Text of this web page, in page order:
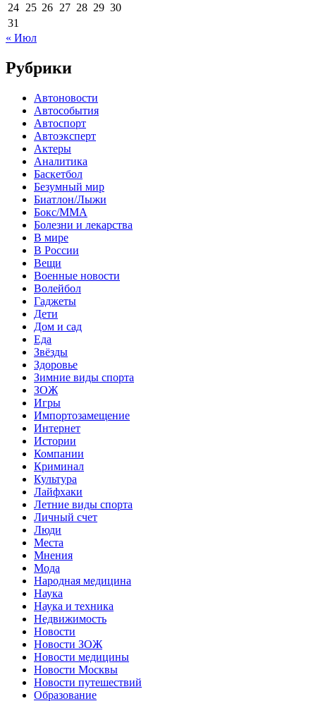
24 25 26 27 28 29 30
31
« Июл
Рубрики
Автоновости
Автособытия
Автоспорт
Автоэксперт
Актеры
Аналитика
Баскетбол
Безумный мир
Биатлон/Лыжи
Бокс/MMA
Болезни и лекарства
В мире
В России
Вещи
Военные новости
Волейбол
Гаджеты
Дети
Дом и сад
Еда
Звёзды
Здоровье
Зимние виды спорта
ЗОЖ
Игры
Импортозамещение
Интернет
Истории
Компании
Криминал
Культура
Лайфхаки
Летние виды спорта
Личный счет
Люди
Места
Мнения
Мода
Народная медицина
Наука
Наука и техника
Недвижимость
Новости
Новости ЗОЖ
Новости медицины
Новости Москвы
Новости путешествий
Образование